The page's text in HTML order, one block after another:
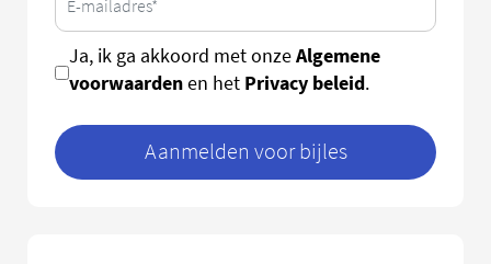
Ja, ik ga akkoord met onzeAlgemene
voorwaardenen het Privacy beleid.
Aanmelden voor bijles